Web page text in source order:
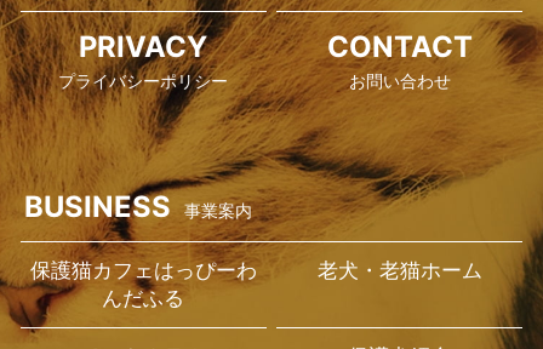
PRIVACY
プライバシーポリシー
CONTACT
お問い合わせ
BUSINESS 事業案内
保護猫カフェはっぴーわ
んだふる
老犬・老猫ホーム